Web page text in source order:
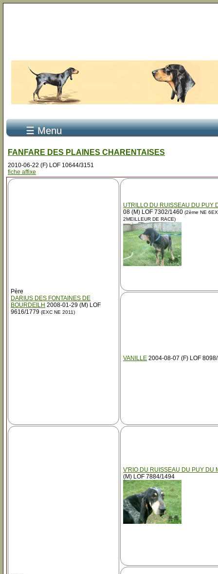
☰ Menu
FANFARE DES PLAINES CHARENTAISES
2010-06-22 (F) LOF 10644/3151
fiche affixe
Père
DARIUS DES FONTAINES DE
BOURDEILH 2008-01-29 (M) LOF
9616/1779 (EXC NE 2011)
UTRILLO DU RUISSEAU DU PUY
08 (M) LOF 7302/1460 (2ème NE
2MEILLEUR DE RACE)
VANILLE 2004-08-07 (F) LOF
V'RIO DU RUISSEAU DU PUY DU
(M) LOF 7884/1494